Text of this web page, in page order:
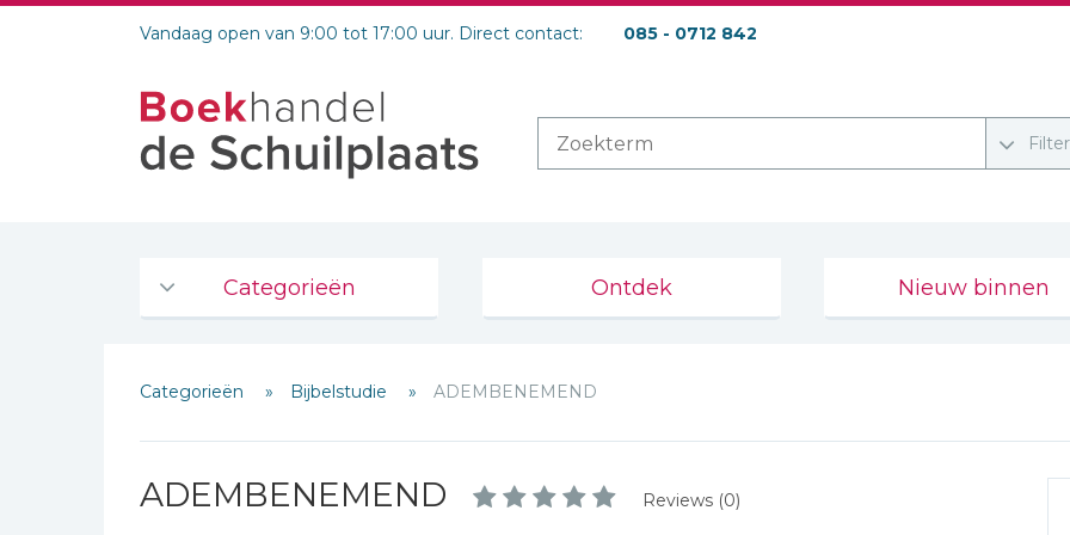
Vandaag open van 9:00 tot 17:00 uur. Direct contact: 085 - 0712 842
Categorieën
De Bijbel
Bijbelse Dagboeken 2026
Bijbelstudie groepen
Ontdek Nieuw binnen
Categorieën Bijbelstudie ADEMBENEMEND
ADEMBENEMEND Reviews (0)